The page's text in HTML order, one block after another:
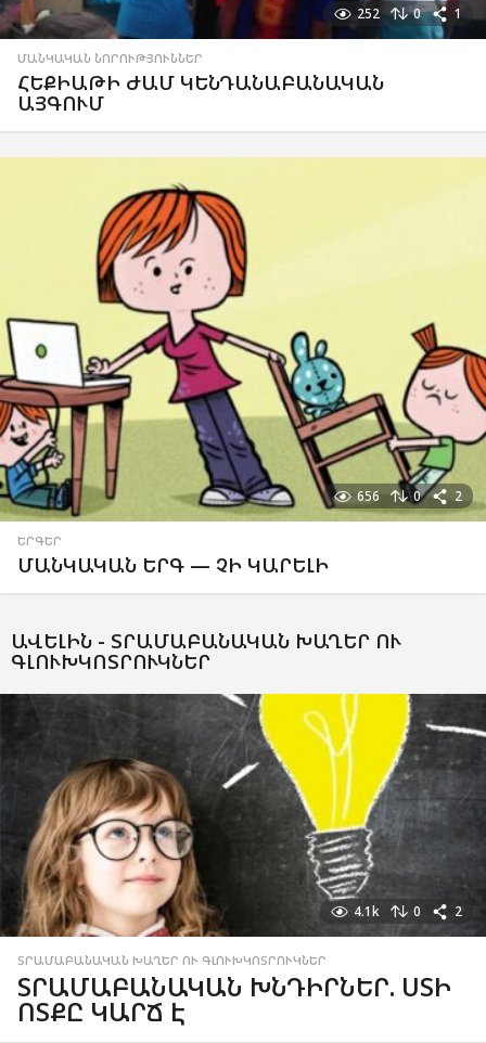
252 0 1
ՄԱՆԿԱԿԱՆ ՆՈՐՈՒԹՅՈՒՆՆԵՐ
ՀԵՔԻԱԹԻ ԺԱՄ ԿԵՆԴԱՆԱԲԱՆԱԿԱՆ
ԱՅԳՈՒՄ
656 0 2
ԵՐԳԵՐ
ՄԱՆԿԱԿԱՆ ԵՐԳ — ՉԻ ԿԱՐԵԼԻ
ԱՎԵԼԻՆ - ՏՐԱՄԱԲԱՆԱԿԱՆ ԽԱՂԵՐ ՈՒ
ԳԼՈՒԽԿՈՏՐՈՒԿՆԵՐ
4.1k 0 2
ՏՐԱՄԱԲԱՆԱԿԱՆ ԽԱՂԵՐ ՈՒ ԳԼՈՒԽԿՈՏՐՈՒԿՆԵՐ
ՏՐԱՄԱԲԱՆԱԿԱՆ ԽՆԴԻՐՆԵՐ. ՍՏԻ
ՈՏՔԸ ԿԱՐՃ Է